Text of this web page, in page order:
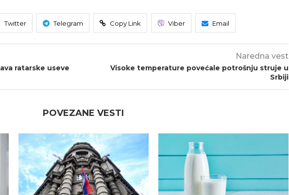
Twitter Telegram Copy Link Viber Email
ratarske useve
Naredna vest
Visoke temperature povećale potrošnju struje u
Srbiji
POVEZANE VESTI